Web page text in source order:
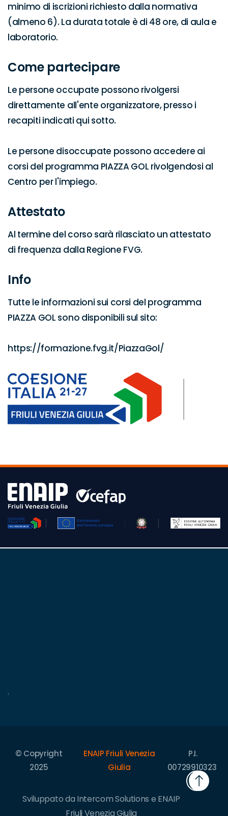
minimo di iscrizioni richiesto dalla normativa
(almeno 6). La durata totale è di 48 ore, di aula e
laboratorio.
Come partecipare
Le persone occupate possono rivolgersi
direttamente all'ente organizzatore, presso i
recapiti indicati qui sotto.
Le persone disoccupate possono accedere ai
corsi del programma PIAZZA GOL rivolgendosi al
Centro per l'impiego.
Attestato
Al termine del corso sarà rilasciato un attestato
di frequenza dalla Regione FVG.
Info
Tutte le informazioni sui corsi del programma
PIAZZA GOL sono disponibili sul sito:
https://formazione.fvg.it/PiazzaGol/
.
© Copyright
2025
ENAIP Friuli Venezia
Giulia
P.I.
00729910323
Sviluppato da Intercom Solutions e ENAIP
Friuli Venezia Giulia